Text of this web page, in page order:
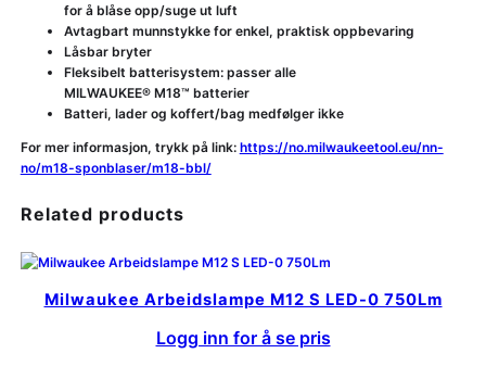
for å blåse opp/suge ut luft
Avtagbart munnstykke for enkel, praktisk oppbevaring
Låsbar bryter
Fleksibelt batterisystem: passer alle
MILWAUKEE® M18™ batterier
Batteri, lader og koffert/bag medfølger ikke
For mer informasjon, trykk på link: https://no.milwaukeetool.eu/nn-
no/m18-sponblaser/m18-bbl/
Related products
Milwaukee Arbeidslampe M12 S LED-0 750Lm
Logg inn for å se pris